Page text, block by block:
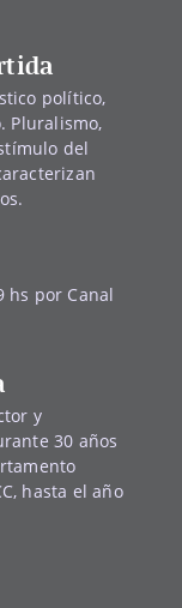
político,
Pluralismo,
del
hs por Canal
y
30 años
hasta el año